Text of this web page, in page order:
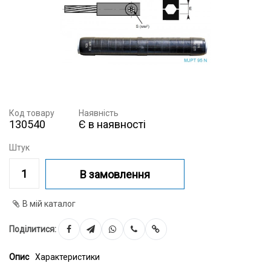
Код товару
130540
Наявність
Є в наявності
Штук
В замовлення
В мій каталог
Поділитися:
Опис Характеристики